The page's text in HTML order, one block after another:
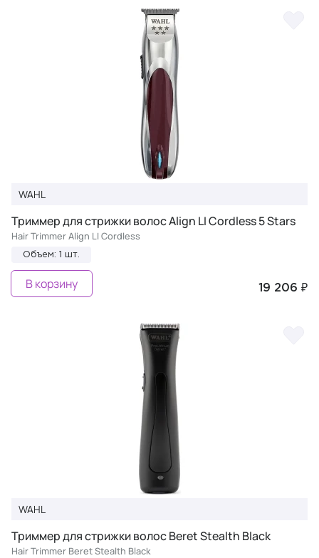
WAHL
Триммер для стрижки волос Align LI Cordless 5 Stars
Hair Trimmer Align LI Cordless
Объем: 1 шт.
19 206 ₽
В корзину
WAHL
Триммер для стрижки волос Beret Stealth Black
Hair Trimmer Beret Stealth Black